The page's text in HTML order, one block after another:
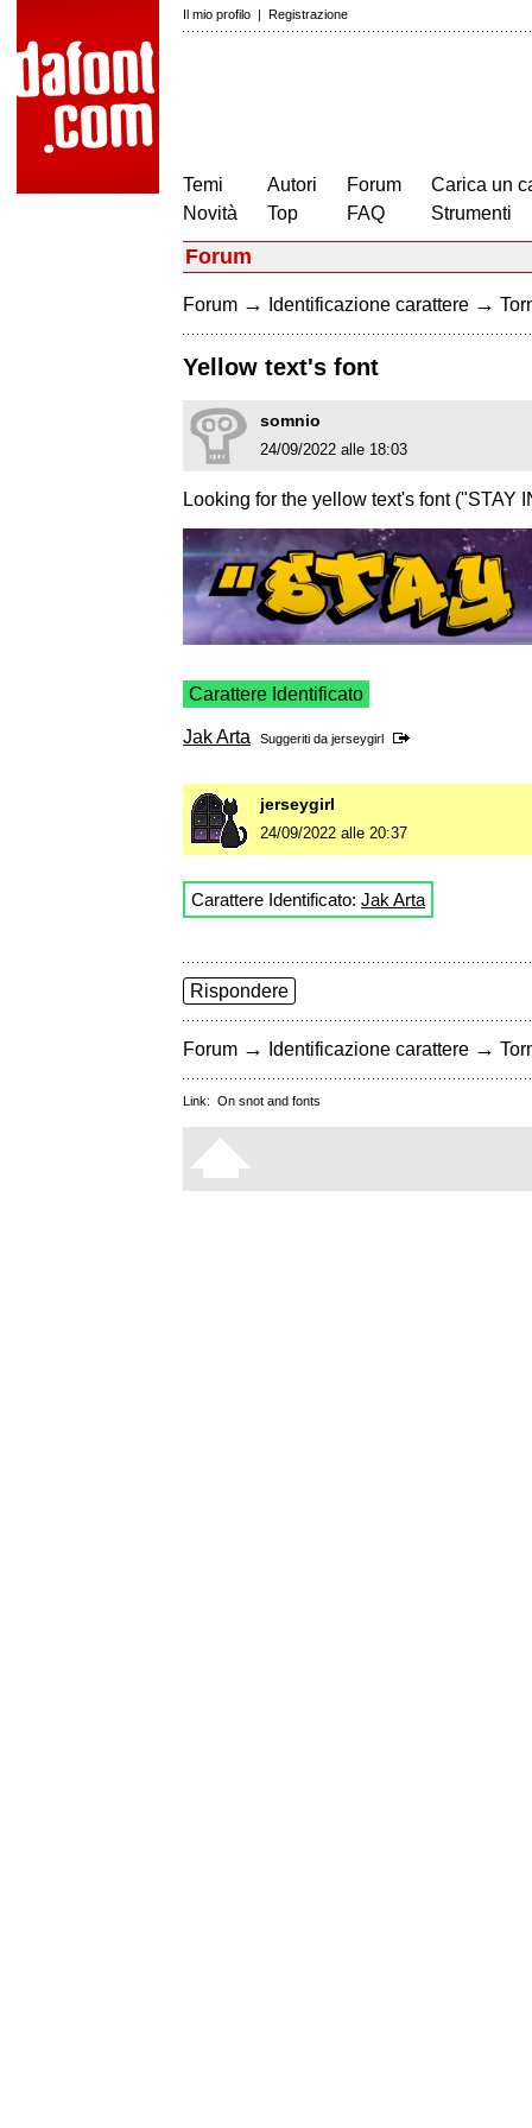
Il mio profilo | Registrazione
Temi
Novità
Autori
Top
Forum
FAQ
Carica un
Strumenti
Forum
Forum → Identificazione carattere →
Yellow text's font
somnio
24/09/2022 alle 18:03
Looking for the yellow text's font ("STAY
Carattere Identificato
Jak Arta Suggeriti da jerseygirl
jerseygirl
24/09/2022 alle 20:37
Carattere Identificato: Jak Arta
Rispondere
Forum → Identificazione carattere →
Link: On snot and fonts